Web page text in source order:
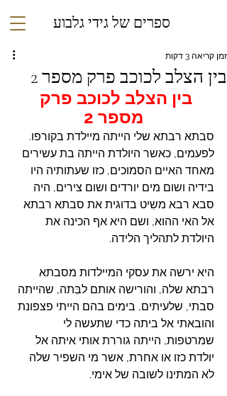
ספרים של גידי גלבוע
בין הצלב לכוכב פרק מספר 2
זמן קריאה 3 דקות
בין הצלב לכוכב פרק
מספר 2
סבתא רבתא שלי הייתה מיילדת בקורפו.
לפעמים, כאשר היולדת הייתה בת עשירים
מאחד האיים הסמוכים, כזו שעתותיה היו
בידיה ושום מים יורדים ושום צירים, היה
סבא רבא משִיט בדוגית את סבתא רבתא
אל האי ההוא, ושם היא אף הכינה את
היולדת לתהליך הלידה.
היא ירשה את עסקי המיילדות מסבתא
רבתא שלה, והורישה אותם לבִּתה, שהייתה
סבתי, שלעיתים, בימים בהם הייתי פצפונת
והובאתי אל ביתה כדי שתעשה לי
שמרטפות, הייתה גוררת אותי איתה אל
יולדת כזו או אחרת, אשר מי השפיר שלה
לא המתינו לשובה של אימי.